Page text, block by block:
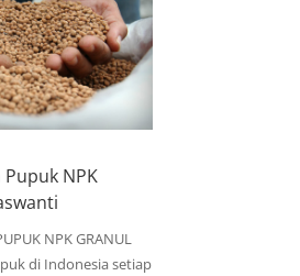
NPK
NPK GRANUL
di Indonesia setiap